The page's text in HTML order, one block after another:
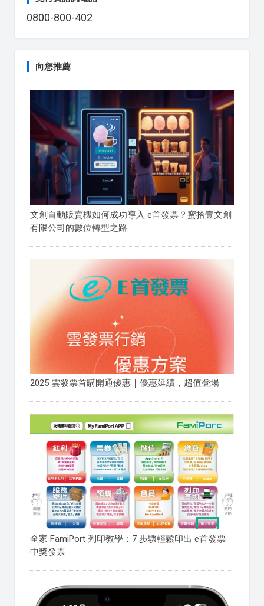
0800-800-402
向您推薦
文創自動販賣機如何成功導入 e首發票？蜜拾壹文創
有限公司的數位轉型之路
2025 雲發票首購開通優惠｜優惠延續，超值登場
全家 FamiPort 列印教學：7 步驟輕鬆印出 e首發票
中獎發票